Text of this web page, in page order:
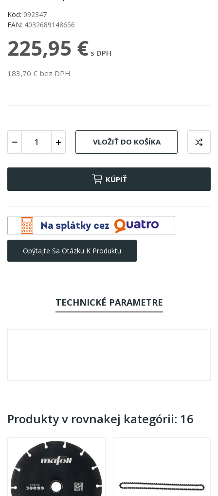
Kód: 092347
EAN: 4032689148656
225,95 € s DPH
183,70 € bez DPH
VLOŽIŤ DO KOŠÍKA
KÚPIŤ
Opýtajte Sa Otázku K Produktu
TECHNICKÉ PARAMETRE
Produkty v rovnakej kategórii: 16